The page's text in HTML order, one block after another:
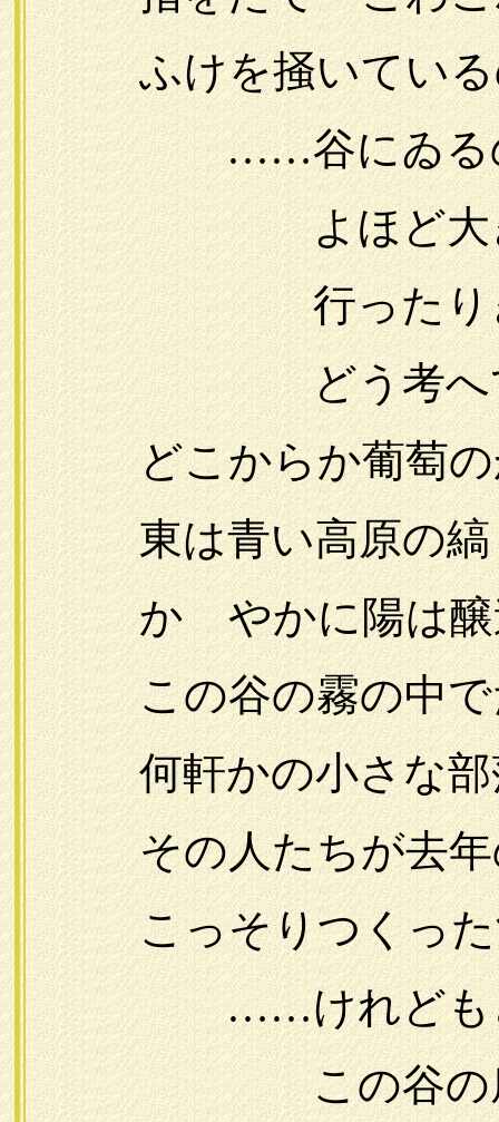
ふけを掻いている
……谷にゐるのは
よほど大きな
行ったりきたり
どう考へても
どこからか葡萄のか
東は青い高原の縞
かゞやかに陽は醸
この谷の霧の中で
何軒かの小さな部
その人たちが去年
こっそりつくった
……けれどもど
この谷の底の